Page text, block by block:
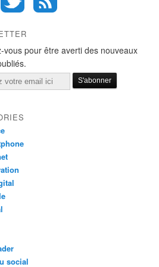
vous pour être averti des nouveaux
social